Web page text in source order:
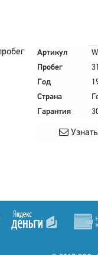
Артикул
Пробег
Год
Страна
Гарантия